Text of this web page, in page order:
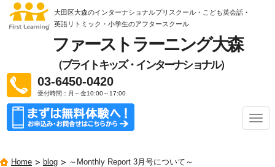
大田区大森のインターナショナルプリスクール・こども英会話・
英語リトミック ・小学生のアフタースクール
ファーストラーニング大森
（ブライトキッズ・インターナショナル）
03-6450-0420
受付時間：月～金10:00～17:00
ナ
ビ
Home blog ～Monthly Report 3月号について～